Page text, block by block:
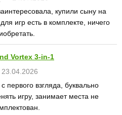
купили сыну на
игр есть в комплекте, ничего
Vortex 3-in-1
23.04.2026
первого взгляда, буквально
игру, занимает места не